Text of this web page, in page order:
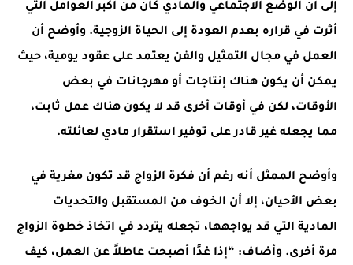
إلى أن الوضع الاجتماعي والمادي كان من أكبر العوامل التي
أثرت في قراره بعدم العودة إلى الحياة الزوجية. وأوضح أن
العمل في مجال التمثيل والفن يعتمد على عقود يومية، حيث
يمكن أن يكون هناك إنتاجات أو مهرجانات في بعض
الأوقات، لكن في أوقات أخرى قد لا يكون هناك عمل ثابت،
مما يجعله غير قادر على توفير استقرار مادي لعائلته.
وأوضح الممثل أنه رغم أن فكرة الزواج قد تكون مغرية في
بعض الأحيان، إلا أن الخوف من المستقبل والتحديات
المادية التي قد يواجهها، تجعله يتردد في اتخاذ خطوة الزواج
مرة أخرى. وأضاف: “إذا غدًا أصبحت عاطلاً عن العمل، كيف